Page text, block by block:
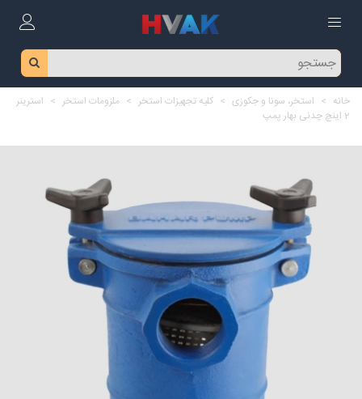
خانه > استخر، سونا و جکوزی > کلیه تجهیزات استخر > ملزومات استخر > استرینر
2 اینچ چدنی بهار پمپ